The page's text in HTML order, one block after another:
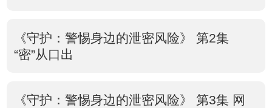
《守护：警惕身边的泄密风险》 第2集
“密”从口出
《守护：警惕身边的泄密风险》 第3集 网